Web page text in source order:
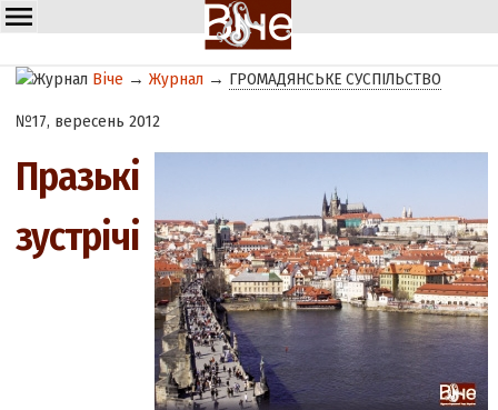
Віче →Журнал → ГРОМАДЯНСЬКЕ СУСПІЛЬСТВО
№17, вересень 2012
Празькі
зустрічі